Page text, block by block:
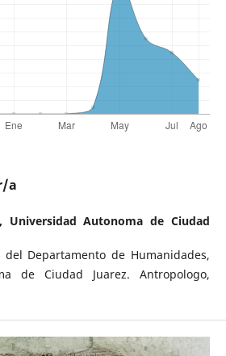
a
Universidad Autonoma de Ciudad
del Departamento de Humanidades,
de Ciudad Juarez. Antropologo,